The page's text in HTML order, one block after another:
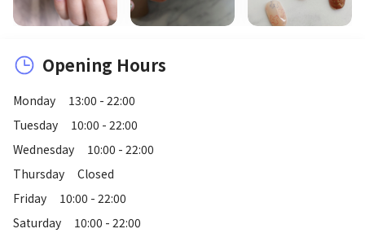
Opening Hours
Monday
13:00 - 22:00
Tuesday
10:00 - 22:00
Wednesday
10:00 - 22:00
Thursday
Closed
Friday
10:00 - 22:00
Saturday
10:00 - 22:00